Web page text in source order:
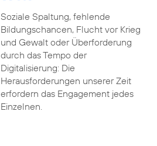
Soziale Spaltung, fehlende
Bildungschancen, Flucht vor Krieg
und Gewalt oder Überforderung
durch das Tempo der
Digitalisierung: Die
Herausforderungen unserer Zeit
erfordern das Engagement jedes
Einzelnen.